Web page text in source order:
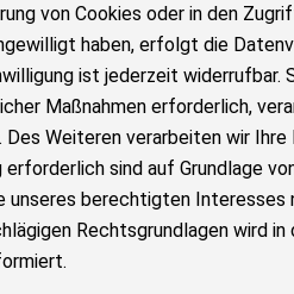
von Cookies oder in den
haben, erfolgt die
ist jederzeit
Maßnahmen erforderlich,
Des Weiteren verarbeiten wir
sind auf Grundlage
unseres berechtigten Interesses
Rechtsgrundlagen wird